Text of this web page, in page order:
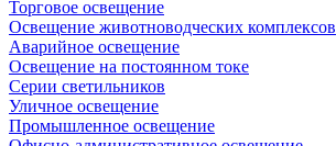
Торговое освещение
Освещение животноводческих комплексов
Аварийное освещение
Освещение на постоянном токе
Серии светильников
Уличное освещение
Промышленное освещение